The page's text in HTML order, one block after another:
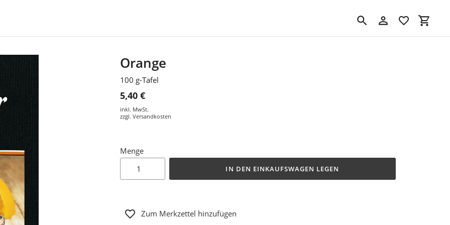
SuchenEinloggen
Orange
100 g-Tafel
5,40 €
inkl. MwSt.
zzgl. Versandkosten
Menge
IN DEN EINKAUFSWAGEN LEGEN
Zum Merkzettel hinzufügen